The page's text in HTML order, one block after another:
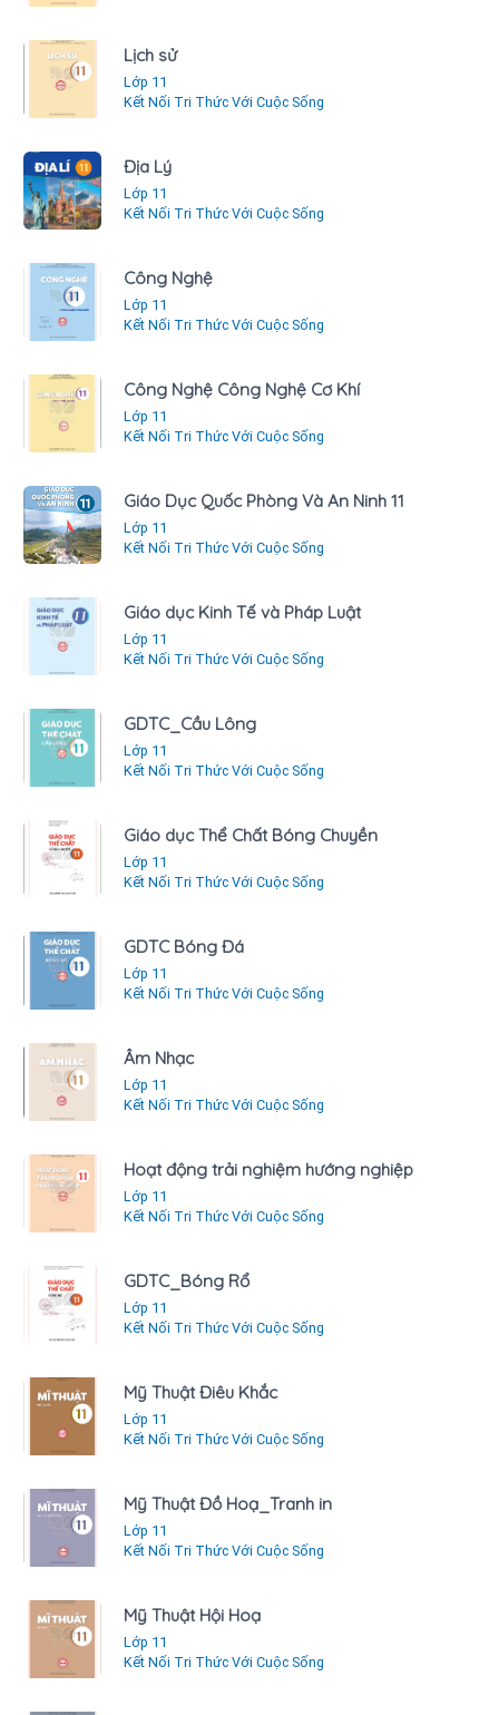
Lịch sử
Lớp 11
Kết Nối Tri Thức Với Cuộc Sống
Địa Lý
Lớp 11
Kết Nối Tri Thức Với Cuộc Sống
Công Nghệ
Lớp 11
Kết Nối Tri Thức Với Cuộc Sống
Công Nghệ Công Nghệ Cơ Khí
Lớp 11
Kết Nối Tri Thức Với Cuộc Sống
Giáo Dục Quốc Phòng Và An Ninh 11
Lớp 11
Kết Nối Tri Thức Với Cuộc Sống
Giáo dục Kinh Tế và Pháp Luật
Lớp 11
Kết Nối Tri Thức Với Cuộc Sống
GDTC_Cầu Lông
Lớp 11
Kết Nối Tri Thức Với Cuộc Sống
Giáo dục Thể Chất Bóng Chuyền
Lớp 11
Kết Nối Tri Thức Với Cuộc Sống
GDTC Bóng Đá
Lớp 11
Kết Nối Tri Thức Với Cuộc Sống
Âm Nhạc
Lớp 11
Kết Nối Tri Thức Với Cuộc Sống
Hoạt động trải nghiệm hướng nghiệp
Lớp 11
Kết Nối Tri Thức Với Cuộc Sống
GDTC_Bóng Rổ
Lớp 11
Kết Nối Tri Thức Với Cuộc Sống
Mỹ Thuật Điêu Khắc
Lớp 11
Kết Nối Tri Thức Với Cuộc Sống
Mỹ Thuật Đồ Hoạ_Tranh in
Lớp 11
Kết Nối Tri Thức Với Cuộc Sống
Mỹ Thuật Hội Hoạ
Lớp 11
Kết Nối Tri Thức Với Cuộc Sống